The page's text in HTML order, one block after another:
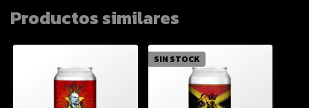
Productos similares
SIN STOCK